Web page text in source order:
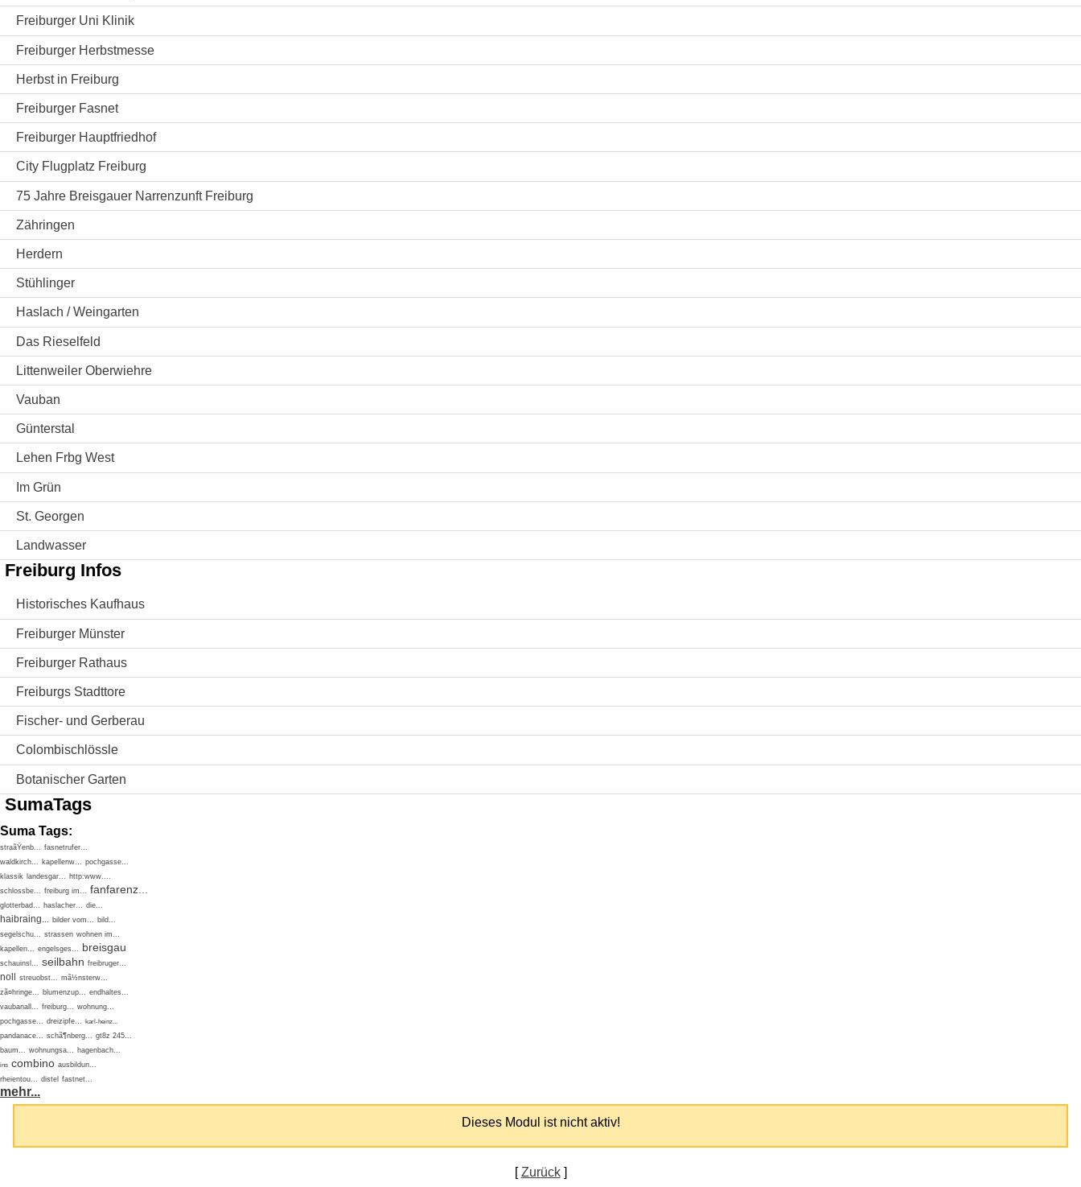
Freiburger Uni Klinik
Freiburger Herbstmesse
Herbst in Freiburg
Freiburger Fasnet
Freiburger Hauptfriedhof
City Flugplatz Freiburg
75 Jahre Breisgauer Narrenzunft Freiburg
Zähringen
Herdern
Stühlinger
Haslach / Weingarten
Das Rieselfeld
Littenweiler Oberwiehre
Vauban
Günterstal
Lehen Frbg West
Im Grün
St. Georgen
Landwasser
Freiburg Infos
Historisches Kaufhaus
Freiburger Münster
Freiburger Rathaus
Freiburgs Stadttore
Fischer- und Gerberau
Colombischlössle
Botanischer Garten
SumaTags
Suma Tags:
straãŸenb... fasnetrufer...
waldkirch... kapellenw... pochgasse...
klassik landesgar... http:www....
schlossbe... freiburg im... fanfarenz...
glotterbad... haslacher... die...
haibraing... bilder vom... bild...
segelschu... strassen wohnen im...
kapellen... engelsges... breisgau
schauinsl... seilbahn freibruger...
noll streuobst... mã½nsterw...
zã¤hringe... blumenzup... endhaltes...
vaubanall... freiburg... wohnung...
pochgasse... dreizipfe... karl-heinz...
pandanace... schã¶nberg... gt8z 245...
baum... wohnungsa... hagenbach...
ins combino ausbildun...
rheientou... distel fastnet...
mehr...
Dieses Modul ist nicht aktiv!
Zurück]